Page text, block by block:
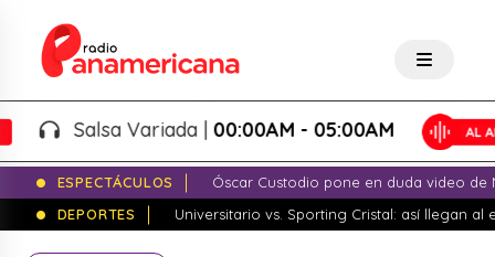
Salsa Variada |00:00AM - 05:00AM
ESPECTÁCULOS
Óscar Custodio pone en duda video de
DEPORTES
Universitario vs. Sporting Cristal: así llegan al